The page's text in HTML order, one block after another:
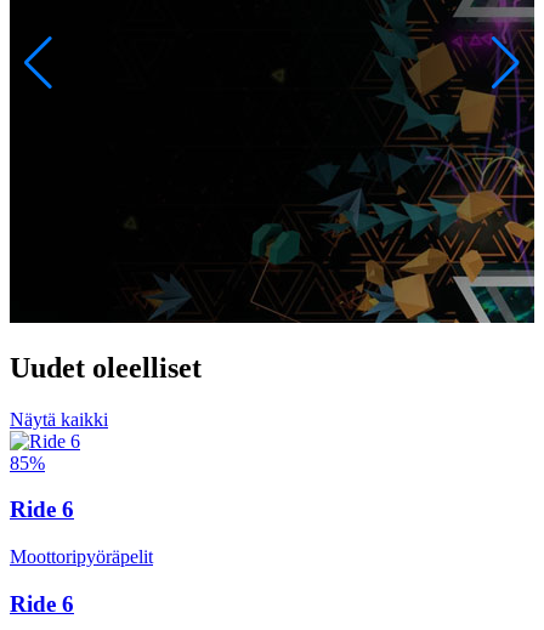
Uudet oleelliset
Näytä kaikki
85%
Ride 6
Moottoripyöräpelit
Ride 6